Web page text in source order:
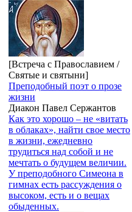
[Встреча с Православием /
Святые и святыни]
Преподобный поэт о прозе
жизни
Диакон Павел Сержантов
Как это хорошо – не «витать
в облаках», найти свое место
в жизни, ежедневно
трудиться над собой и не
мечтать о будущем величии.
У преподобного Симеона в
гимнах есть рассуждения о
высоком, есть и о вещах
обыденных.